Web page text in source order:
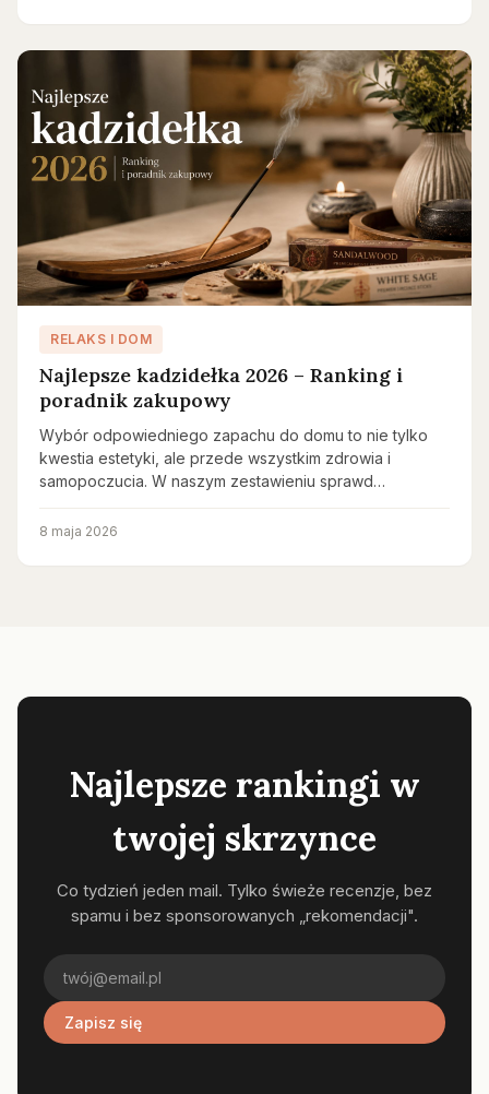
RELAKS I DOM
Najlepsze kadzidełka 2026 – Ranking i
poradnik zakupowy
Wybór odpowiedniego zapachu do domu to nie tylko
kwestia estetyki, ale przede wszystkim zdrowia i
samopoczucia. W naszym zestawieniu sprawd…
8 maja 2026
Najlepsze rankingi w
twojej skrzynce
Co tydzień jeden mail. Tylko świeże recenzje, bez
spamu i bez sponsorowanych „rekomendacji".
Zapisz się